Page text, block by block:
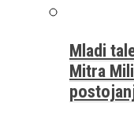
Mladi
Mitra